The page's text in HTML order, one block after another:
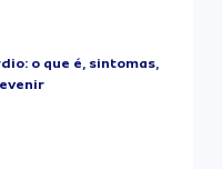
o que é, sintomas,